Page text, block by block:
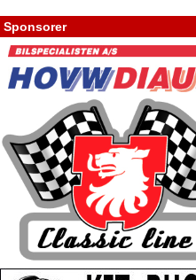
Sponsorer